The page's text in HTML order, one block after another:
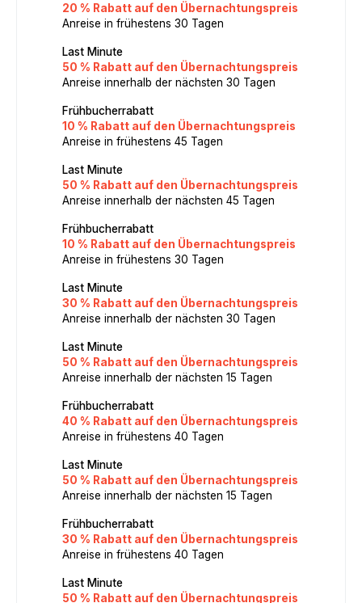
20 % Rabatt auf den Übernachtungspreis
Anreise in frühestens 30 Tagen
Last Minute
50 % Rabatt auf den Übernachtungspreis
Anreise innerhalb der nächsten 30 Tagen
Frühbucherrabatt
10 % Rabatt auf den Übernachtungspreis
Anreise in frühestens 45 Tagen
Last Minute
50 % Rabatt auf den Übernachtungspreis
Anreise innerhalb der nächsten 45 Tagen
Frühbucherrabatt
10 % Rabatt auf den Übernachtungspreis
Anreise in frühestens 30 Tagen
Last Minute
30 % Rabatt auf den Übernachtungspreis
Anreise innerhalb der nächsten 30 Tagen
Last Minute
50 % Rabatt auf den Übernachtungspreis
Anreise innerhalb der nächsten 15 Tagen
Frühbucherrabatt
40 % Rabatt auf den Übernachtungspreis
Anreise in frühestens 40 Tagen
Last Minute
50 % Rabatt auf den Übernachtungspreis
Anreise innerhalb der nächsten 15 Tagen
Frühbucherrabatt
30 % Rabatt auf den Übernachtungspreis
Anreise in frühestens 40 Tagen
Last Minute
50 % Rabatt auf den Übernachtungspreis